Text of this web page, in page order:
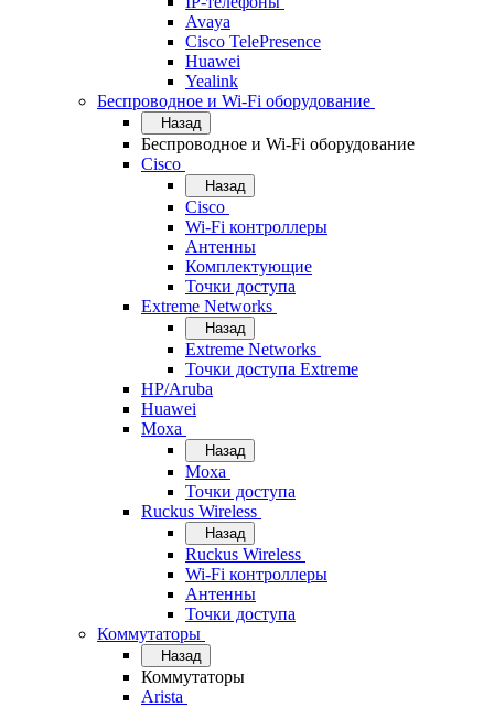
Avaya
Cisco TelePresence
Huawei
Yealink
Беспроводное и Wi-Fi оборудование
Назад
Беспроводное и Wi-Fi оборудование
Cisco
Назад
Cisco
Wi-Fi контроллеры
Антенны
Комплектующие
Точки доступа
Extreme Networks
Назад
Extreme Networks
Точки доступа Extreme
HP/Aruba
Huawei
Moxa
Назад
Moxa
Точки доступа
Ruckus Wireless
Назад
Ruckus Wireless
Wi-Fi контроллеры
Антенны
Точки доступа
Коммутаторы
Назад
Коммутаторы
Arista